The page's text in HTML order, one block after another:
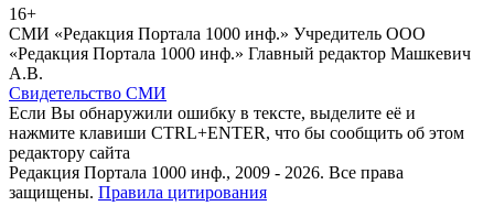
16+
СМИ «Редакция Портала 1000 инф.» Учредитель ООО
«Редакция Портала 1000 инф.» Главный редактор Машкевич
А.В.
Свидетельство СМИ
Если Вы обнаружили ошибку в тексте, выделите её и
нажмите клавиши CTRL+ENTER, что бы сообщить об этом
редактору сайта
Редакция Портала 1000 инф., 2009 - 2026. Все права
защищены. Правила цитирования